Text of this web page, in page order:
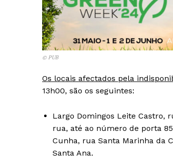
© PUB
Os locais afectados pela
13h00, são os seguintes:
Largo Domingos Leite Castro,
rua, até ao número de porta
Cunha, rua Santa Marinha da
Santa Ana.